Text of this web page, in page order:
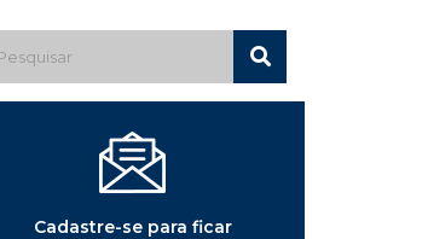
Cadastre-se para ficar